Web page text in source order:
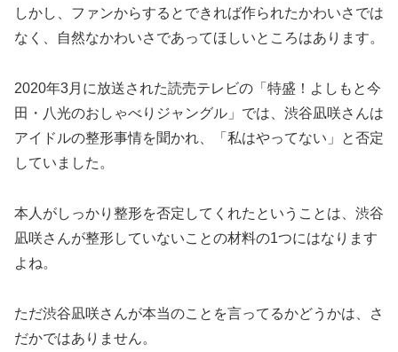
しかし、ファンからするとできれば作られたかわいさでは
なく、自然なかわいさであってほしいところはあります。
2020年3月に放送された読売テレビの「特盛！よしもと今
田・八光のおしゃべりジャングル」では、渋谷凪咲さんは
アイドルの整形事情を聞かれ、「私はやってない」と否定
していました。
本人がしっかり整形を否定してくれたということは、渋谷
凪咲さんが整形していないことの材料の1つにはなります
よね。
ただ渋谷凪咲さんが本当のことを言ってるかどうかは、さ
だかではありません。